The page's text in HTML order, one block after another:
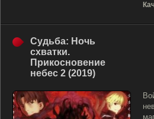
Судьба: Ночь
схватки.
Прикосновение
небес 2 (2019)